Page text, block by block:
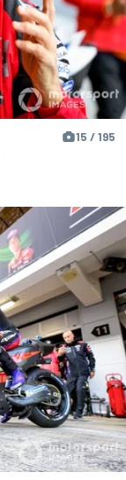
15 / 195